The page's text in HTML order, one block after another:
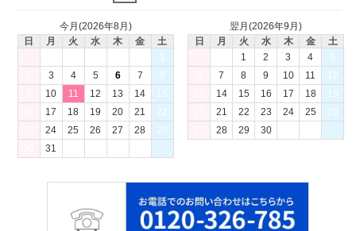
今月(2026年8月)
日
月 火 水 木 金
土
1
3 4 5 6 7
8
10 11 12 13 14
15
17 18 19 20 21
22
24 25 26 27 28
29
31
翌月(2026年9月)
日
月 火 水 木 金
土
1
2 3 4
5
7 8 9 10 11
12
14 15 16 17 18
19
21 22 23 24 25
26
28 29 30